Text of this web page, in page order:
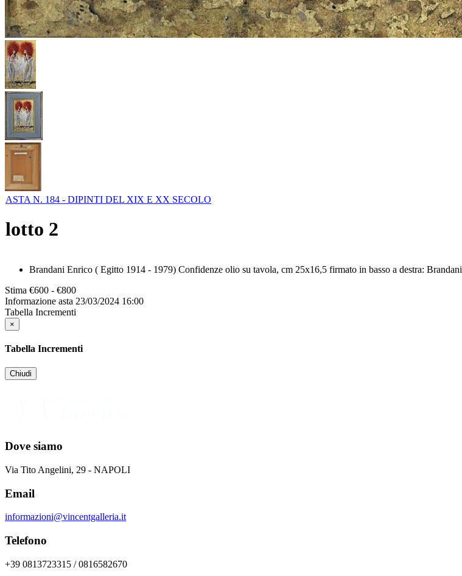
ASTA N. 184 - DIPINTI DEL XIX E XX SECOLO
lotto 2
Brandani Enrico ( Egitto 1914 - 1979) Confidenze olio su tavola, cm 25x16,5 firmato in basso a destra: Brandani
Stima €600 - €800
Informazione asta 23/03/2024 16:00
Tabella Incrementi
×
Tabella Incrementi
Chiudi
Dove siamo
Via Tito Angelini, 29 - NAPOLI
Email
informazioni@vincentgalleria.it
Telefono
+39 0813723315 / 0816582670